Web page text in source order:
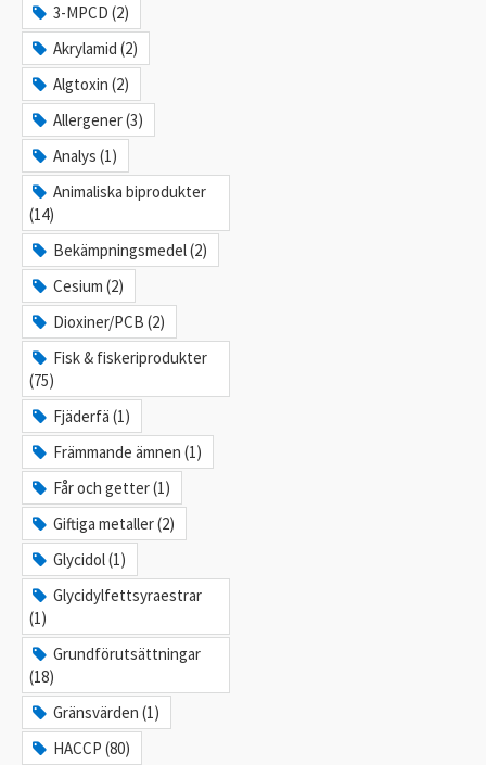
3-MPCD (2)
Akrylamid (2)
Algtoxin (2)
Allergener (3)
Analys (1)
Animaliska biprodukter
(14)
Bekämpningsmedel (2)
Cesium (2)
Dioxiner/PCB (2)
Fisk & fiskeriprodukter
(75)
Fjäderfä (1)
Främmande ämnen (1)
Får och getter (1)
Giftiga metaller (2)
Glycidol (1)
Glycidylfettsyraestrar
(1)
Grundförutsättningar
(18)
Gränsvärden (1)
HACCP (80)